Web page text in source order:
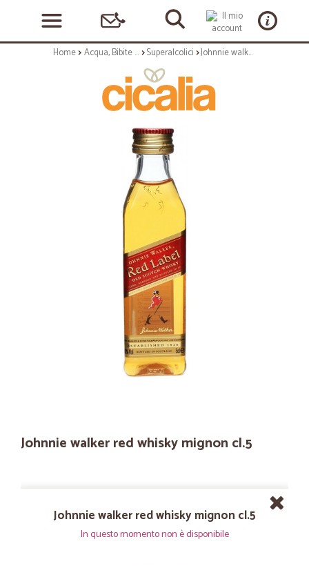
Home Acqua, Bibite e Alcolici Superalcolici Johnnie walker red whisky mignon cl.5
Johnnie walker red whisky mignon cl.5
Johnnie walker red whisky mignon cl.5
In questo momento non è disponibile